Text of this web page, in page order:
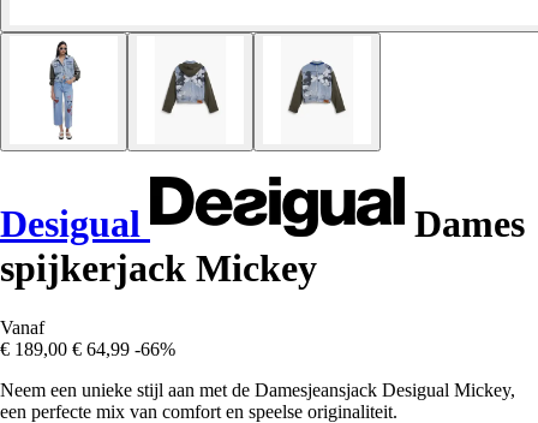
Desigual
Dames
spijkerjack Mickey
Vanaf
€ 189,00 € 64,99 -66%
Neem een unieke stijl aan met de Damesjeansjack Desigual Mickey,
een perfecte mix van comfort en speelse originaliteit.